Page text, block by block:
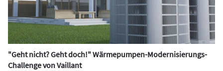
"Geht nicht? Geht doch!" Wärmepumpen-Modernisierungs-
Challenge von Vaillant